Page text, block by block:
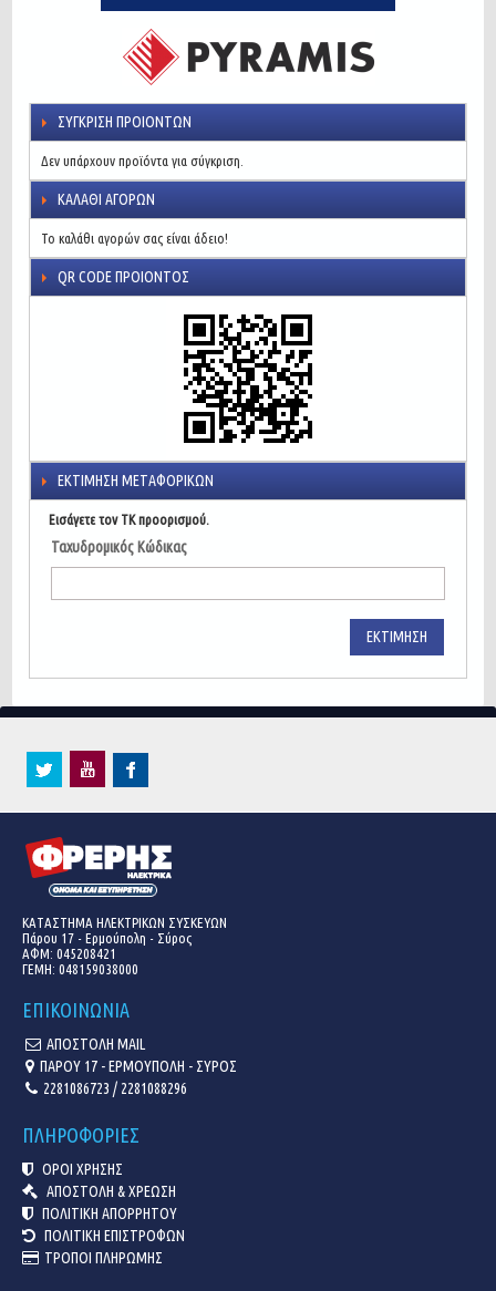
ΣΎΓΚΡΙΣΗ ΠΡΟΙΌΝΤΩΝ
Δεν υπάρχουν προϊόντα για σύγκριση.
ΚΑΛΆΘΙ ΑΓΟΡΏΝ
Το καλάθι αγορών σας είναι άδειο!
QR CODE ΠΡΟΙΌΝΤΟΣ
ΕΚΤΊΜΗΣΗ ΜΕΤΑΦΟΡΙΚΏΝ
Εισάγετε τον ΤΚ προορισμού.
Ταχυδρομικός Κώδικας
ΕΚΤΊΜΗΣΗ
ΚΑΤΑΣΤΗΜΑ ΗΛΕΚΤΡΙΚΩΝ ΣΥΣΚΕΥΩΝ
Πάρου 17 - Ερμούπολη - Σύρος
ΑΦΜ: 045208421
ΓΕΜΗ: 048159038000
ΕΠΙΚΟΙΝΩΝΙΑ
ΑΠΟΣΤΟΛΗ MAIL
ΠΑΡΟΥ 17 - ΕΡΜΟΥΠΟΛΗ - ΣΥΡΟΣ
2281086723 / 2281088296
ΠΛΗΡΟΦΟΡΙΕΣ
ΟΡΟΙ ΧΡΗΣΗΣ
ΑΠΟΣΤΟΛΗ & ΧΡΕΩΣΗ
ΠΟΛΙΤΙΚΗ ΑΠΟΡΡΗΤΟΥ
ΠΟΛΙΤΙΚΗ ΕΠΙΣΤΡΟΦΩΝ
ΤΡΟΠΟΙ ΠΛΗΡΩΜΗΣ